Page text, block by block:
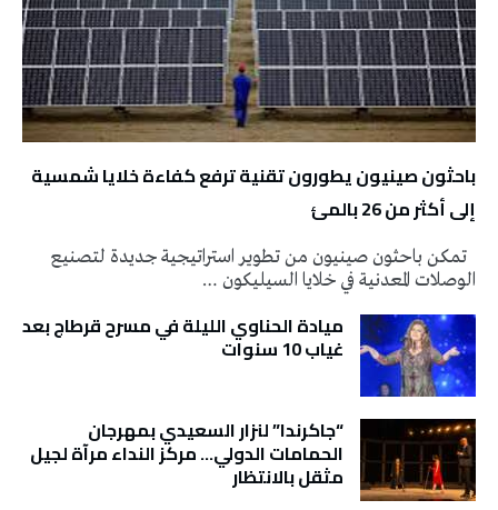
باحثون صينيون يطورون تقنية ترفع كفاءة خلايا شمسية
إلى أكثر من 26 بالمئ
تمكن باحثون صينيون من تطوير استراتيجية جديدة لتصنيع
الوصلات المعدنية في خلايا السيليكون …
ميادة الحناوي الليلة في مسرح قرطاج بعد
غياب 10 سنوات
“جاكرندا” لنزار السعيدي بمهرجان
الحمامات الدولي… مركز النداء مرآة لجيل
مثقل بالانتظار